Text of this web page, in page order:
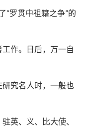
“罗贯中祖籍之争”的
作。日后，万一自
究名人时，一般也
英、义、比大使、